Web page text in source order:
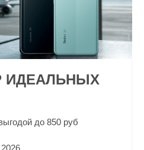
ИДЕАЛЬНЫХ
до 850 руб